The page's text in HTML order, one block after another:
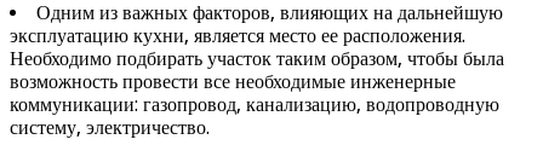
Одним из важных факторов, влияющих на дальнейшую
эксплуатацию кухни, является место ее расположения.
Необходимо подбирать участок таким образом, чтобы была
возможность провести все необходимые инженерные
коммуникации: газопровод, канализацию, водопроводную
систему, электричество.